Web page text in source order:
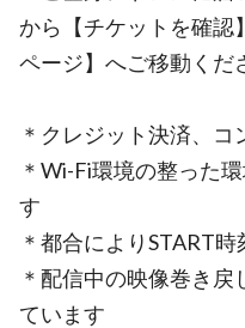
から【チケットを確認
ページ】へご移動くだ
＊クレジット決済、コ
＊Wi-Fi環境の整った
す
＊都合によりSTART
＊配信中の映像巻き
ています